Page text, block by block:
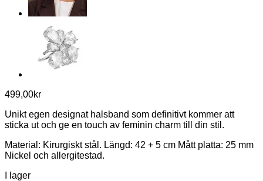
499,00kr
Unikt egen designat halsband som definitivt kommer att
sticka ut och ge en touch av feminin charm till din stil.
Material: Kirurgiskt stål. Längd: 42 + 5 cm Mått platta: 25 mm
Nickel och allergitestad.
I lager